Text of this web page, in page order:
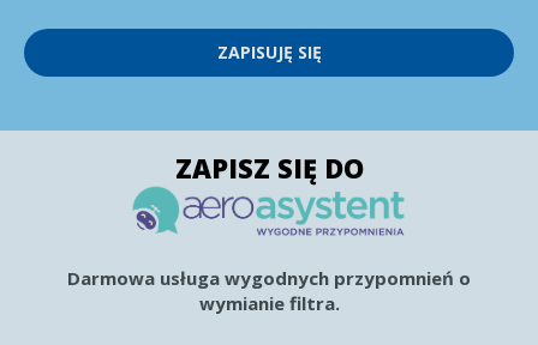
ZAPISUJĘ SIĘ
ZAPISZ SIĘ DO
Darmowa usługa wygodnych przypomnień o
wymianie filtra.